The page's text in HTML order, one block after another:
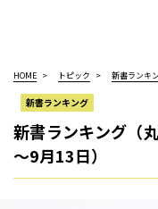
HOME トピック 新書ランキ
新書ランキング
新書ランキング（
～9月13日）